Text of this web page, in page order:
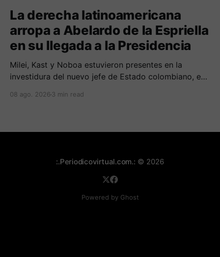
La derecha latinoamericana
arropa a Abelardo de la Espriella
en su llegada a la Presidencia
Milei, Kast y Noboa estuvieron presentes en la
investidura del nuevo jefe de Estado colombiano, en
mensajes de acercamiento regional.
08 ago. 2026 3 min read
:.Periodicovirtual.com.: © 2026
Powered by Ghost